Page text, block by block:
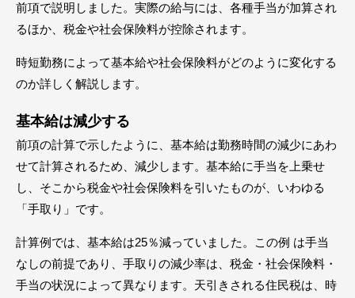
前項で説明しました。実際の給与には、各種手当が加算され
るほか、税金や社会保険料が控除されます。
時短勤務によって基本給や社会保険料がどのように変化する
のか詳しく解説します。
基本給は減少する
前項の計算で示したように、基本給は勤務時間の減少にあわ
せて計算されるため、減少します。基本給に手当を上乗せ
し、そこから税金や社会保険料を引いたものが、いわゆる
「手取り」です。
計算例では、基本給は25％減っていました。この例 は手当
なしの前提であり、手取りの減少率は、税金・社会保険料・
手当の状況によって異なります。天引きされる住民税は、時